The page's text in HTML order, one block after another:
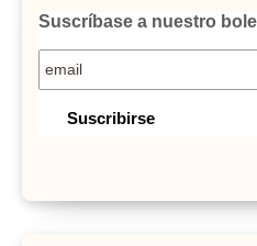
Suscríbase a nuestro